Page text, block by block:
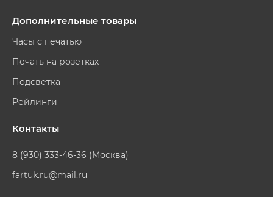
Дополнительные товары
Часы с печатью
Печать на розетках
Подсветка
Рейлинги
Контакты
8 (930) 333-46-36 (Москва)
fartuk.ru@mail.ru